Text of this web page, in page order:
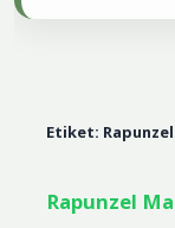
Etiket:
Rapunzel